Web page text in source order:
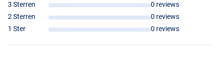
3 Sterren
0 reviews
2 Sterren
0 reviews
1 Ster
0 reviews